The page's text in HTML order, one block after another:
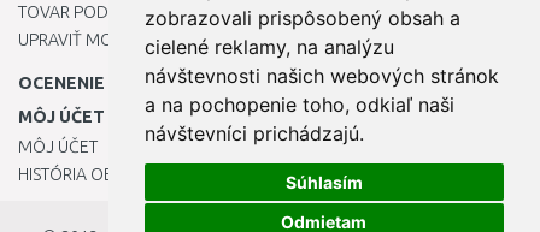
zobrazovali prispôsobený obsah a
cielené reklamy, na analýzu
návštevnosti našich webových stránok
a na pochopenie toho, odkiaľ naši
návštevníci prichádzajú.
Súhlasím
Odmietam
TOVAR PODĽA ZNAČIEK
UPRAVIŤ MOJE PREDVOĽBY COOKIES
OCENENIE
MÔJ ÚČET
MÔJ ÚČET
HISTÓRIA OBJEDNÁVOK